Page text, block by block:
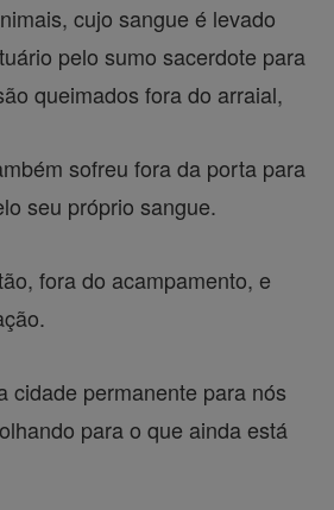
cujo sangue é levado
pelo sumo sacerdote para
queimados fora do arraial,
sofreu fora da porta para
seu próprio sangue.
fora do acampamento, e
cidade permanente para nós
para o que ainda está